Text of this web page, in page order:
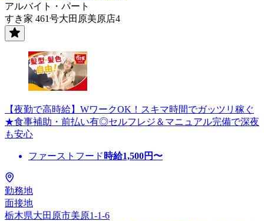
アルバイト・パート
すき家 461号大田原美原店4
【夜勤で高時給】WワークOK！スキマ時間でガッツリ稼ぐ
★食事補助・前払い有◎セルフレジ＆マニュアル完備で深夜
も安心
ファーストフード 時給1,500円〜
勤務地
面接地
栃木県大田原市美原1-1-6